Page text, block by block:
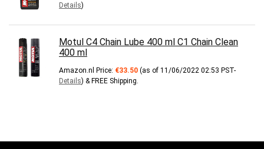
Details)
Motul C4 Chain Lube 400 ml C1 Chain Clean
400 ml
Amazon.nl Price: €33.50 (as of 11/06/2022 02:53 PST-
Details) & FREE Shipping.